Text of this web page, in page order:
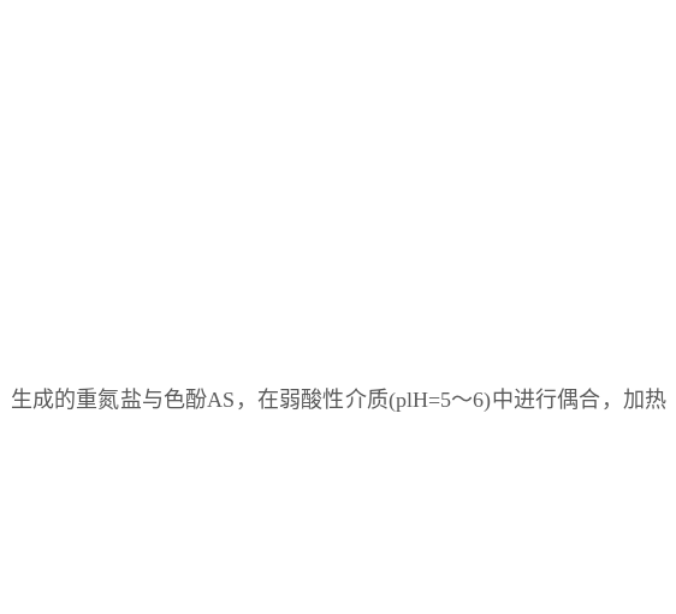
成的重氮盐与色酚AS，在弱酸性介质(plH=5～6)中进行偶合，加热